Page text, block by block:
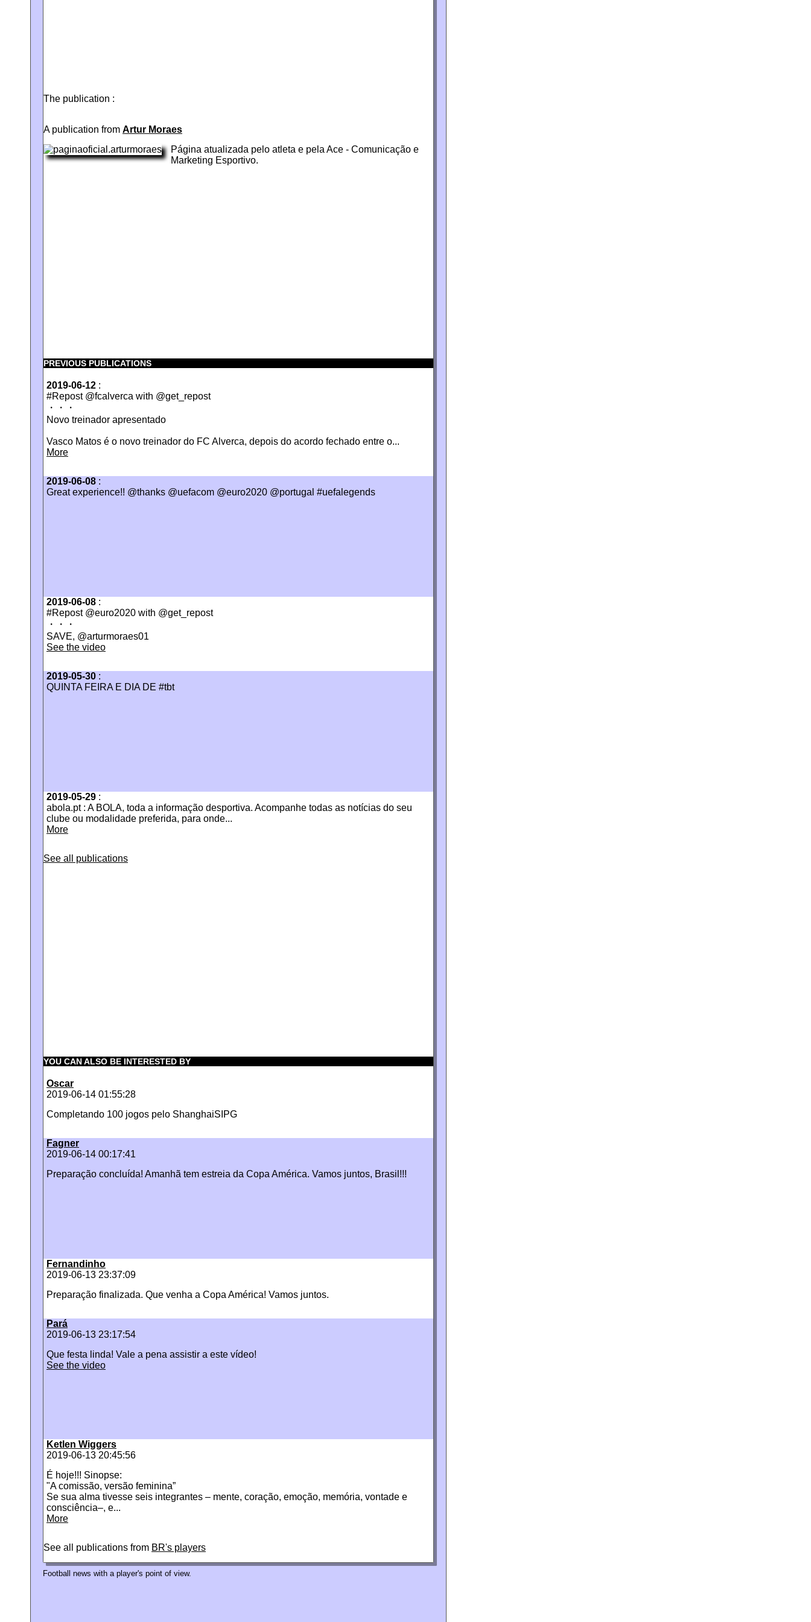
The publication :
A publication from Artur Moraes
Página atualizada pelo atleta e pela Ace - Comunicação e
Marketing Esportivo.
PREVIOUS PUBLICATIONS
2019-06-12 :
#Repost @fcalverca with @get_repost
・・・
Novo treinador apresentado
Vasco Matos é o novo treinador do FC Alverca, depois do acordo fechado entre o...
More
2019-06-08 :
Great experience!! @thanks @uefacom @euro2020 @portugal #uefalegends
2019-06-08 :
#Repost @euro2020 with @get_repost
・・・
SAVE, @arturmoraes01
See the video
2019-05-30 :
QUINTA FEIRA E DIA DE #tbt
2019-05-29 :
abola.pt : A BOLA, toda a informação desportiva. Acompanhe todas as notícias do seu
clube ou modalidade preferida, para onde...
More
See all publications
YOU CAN ALSO BE INTERESTED BY
Oscar
2019-06-14 01:55:28
Completando 100 jogos pelo ShanghaiSIPG
Fagner
2019-06-14 00:17:41
Preparação concluída! Amanhã tem estreia da Copa América. Vamos juntos, Brasil!!!
Fernandinho
2019-06-13 23:37:09
Preparação finalizada. Que venha a Copa América! Vamos juntos.
Pará
2019-06-13 23:17:54
Que festa linda! Vale a pena assistir a este vídeo!
See the video
Ketlen Wiggers
2019-06-13 20:45:56
É hoje!!! Sinopse:
"A comissão, versão feminina”
Se sua alma tivesse seis integrantes – mente, coração, emoção, memória, vontade e
consciência–, e...
More
See all publications from BR's players
Football news with a player's point of view.